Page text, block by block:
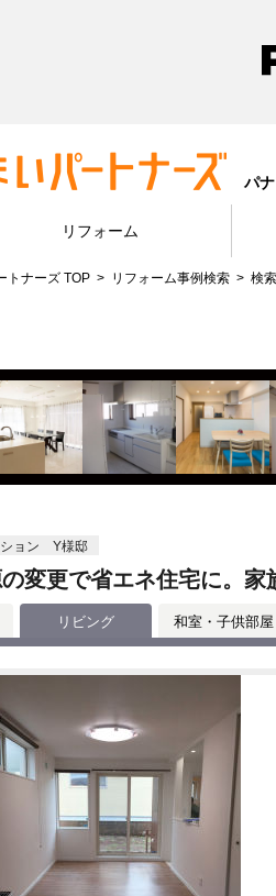
パ
リフォーム
トナーズ TOP リフォーム事例検索 検
ション Y様邸
変更で省エネ住宅に。
リビング 和室・子供部屋